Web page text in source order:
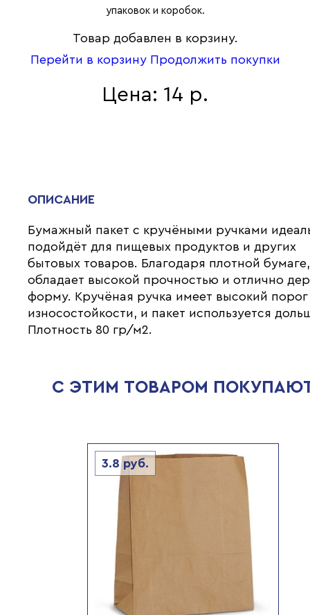
упаковок и коробок.
Товар добавлен в корзину.
Перейти в корзину Продолжить покупки
Цена: 14 р.
ОПИСАНИЕ
Бумажный пакет с кручёными ручками
подойдёт для пищевых продуктов и других
бытовых товаров. Благодаря плотной
обладает высокой прочностью и отлично
форму. Кручёная ручка имеет высокий порог
износостойкости, и пакет используется
Плотность 80 гр/м2.
С ЭТИМ ТОВАРОМ
3.8руб.